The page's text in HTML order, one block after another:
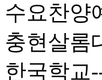
수요찬양
충현살롬
한국학교